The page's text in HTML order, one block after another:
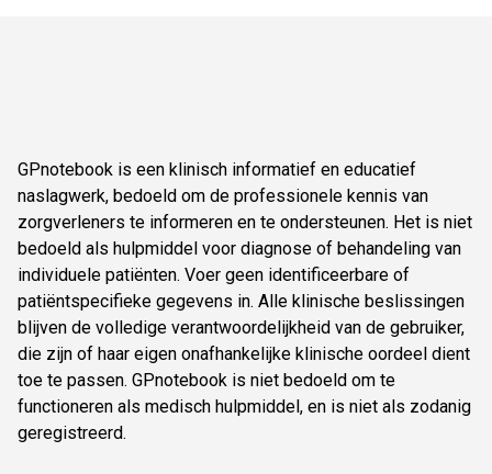
GPnotebook is een klinisch informatief en educatief
naslagwerk, bedoeld om de professionele kennis van
zorgverleners te informeren en te ondersteunen. Het is niet
bedoeld als hulpmiddel voor diagnose of behandeling van
individuele patiënten. Voer geen identificeerbare of
patiëntspecifieke gegevens in. Alle klinische beslissingen
blijven de volledige verantwoordelijkheid van de gebruiker,
die zijn of haar eigen onafhankelijke klinische oordeel dient
toe te passen. GPnotebook is niet bedoeld om te
functioneren als medisch hulpmiddel, en is niet als zodanig
geregistreerd.